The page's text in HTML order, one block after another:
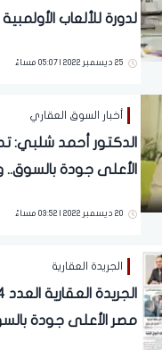
لدورة للألعاب الأولمبية
25 ديسمبر 2022 | 05:07 مساءً
أخبار السوق العقاري
الدكتور أحمد شلبي:
الأعلى جودة بالسوق..
20 ديسمبر 2022 | 03:52 مساءً
الجريدة العقارية
مصر الأعلى جودة